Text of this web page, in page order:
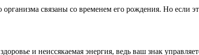
связаны со временем его рождения. Но если
и неиссякаемая энергия, ведь ваш знак